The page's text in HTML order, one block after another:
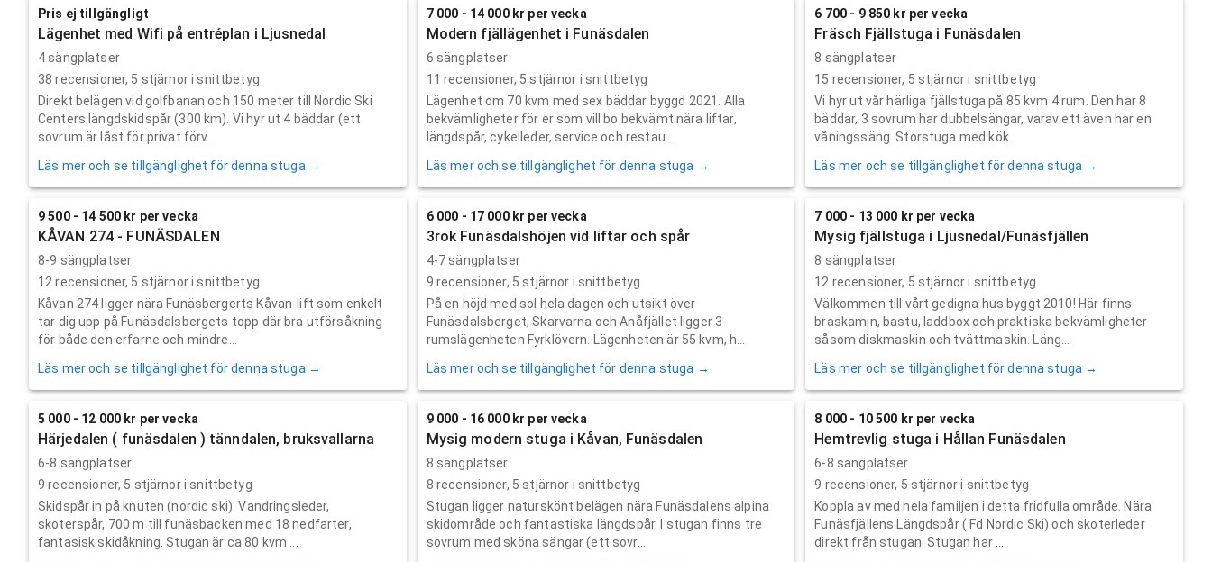
Pris ej tillgängligt
Lägenhet med Wifi på entréplan i Ljusnedal
4 sängplatser
38 recensioner, 5 stjärnor i snittbetyg
Direkt belägen vid golfbanan och 150 meter till Nordic Ski
Centers längdskidspår (300 km). Vi hyr ut 4 bäddar (ett
sovrum är låst för privat förv...
Läs mer och se tillgänglighet för denna stuga →
7 000 - 14 000 kr per vecka
Modern fjällägenhet i Funäsdalen
6 sängplatser
11 recensioner, 5 stjärnor i snittbetyg
Lägenhet om 70 kvm med sex bäddar byggd 2021. Alla
bekvämligheter för er som vill bo bekvämt nära liftar,
längdspår, cykelleder, service och restau...
Läs mer och se tillgänglighet för denna stuga →
6 700 - 9 850 kr per vecka
Fräsch Fjällstuga i Funäsdalen
8 sängplatser
15 recensioner, 5 stjärnor i snittbetyg
Vi hyr ut vår härliga fjällstuga på 85 kvm 4 rum. Den har 8
bäddar, 3 sovrum har dubbelsängar, varav ett även har en
våningssäng. Storstuga med kök...
Läs mer och se tillgänglighet för denna stuga →
9 500 - 14 500 kr per vecka
KÅVAN 274 - FUNÄSDALEN
8-9 sängplatser
12 recensioner, 5 stjärnor i snittbetyg
Kåvan 274 ligger nära Funäsbergerts Kåvan-lift som enkelt
tar dig upp på Funäsdalsbergets topp där bra utförsåkning
för både den erfarne och mindre...
Läs mer och se tillgänglighet för denna stuga →
6 000 - 17 000 kr per vecka
3rok Funäsdalshöjen vid liftar och spår
4-7 sängplatser
9 recensioner, 5 stjärnor i snittbetyg
På en höjd med sol hela dagen och utsikt över
Funäsdalsberget, Skarvarna och Anåfjället ligger 3-
rumslägenheten Fyrklövern. Lägenheten är 55 kvm, h...
Läs mer och se tillgänglighet för denna stuga →
7 000 - 13 000 kr per vecka
Mysig fjällstuga i Ljusnedal/Funäsfjällen
8 sängplatser
12 recensioner, 5 stjärnor i snittbetyg
Välkommen till vårt gedigna hus byggt 2010! Här finns
braskamin, bastu, laddbox och praktiska bekvämligheter
såsom diskmaskin och tvättmaskin. Läng...
Läs mer och se tillgänglighet för denna stuga →
5 000 - 12 000 kr per vecka
Härjedalen ( funäsdalen ) tänndalen, bruksvallarna
6-8 sängplatser
9 recensioner, 5 stjärnor i snittbetyg
Skidspår in på knuten (nordic ski). Vandringsleder,
skoterspår, 700 m till funäsbacken med 18 nedfarter,
fantasisk skidåkning. Stugan är ca 80 kvm ...
9 000 - 16 000 kr per vecka
Mysig modern stuga i Kåvan, Funäsdalen
8 sängplatser
8 recensioner, 5 stjärnor i snittbetyg
Stugan ligger naturskönt belägen nära Funäsdalens alpina
skidområde och fantastiska längdspår. I stugan finns tre
sovrum med sköna sängar (ett sovr...
8 000 - 10 500 kr per vecka
Hemtrevlig stuga i Hållan Funäsdalen
6-8 sängplatser
9 recensioner, 5 stjärnor i snittbetyg
Koppla av med hela familjen i detta fridfulla område. Nära
Funäsfjällens Längdspår ( Fd Nordic Ski) och skoterleder
direkt från stugan. Stugan har ...